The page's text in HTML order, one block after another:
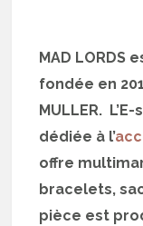
MAD LORDS
fondée en
MULLER.
dédiée à l’
offre
bracelets,
pièce est